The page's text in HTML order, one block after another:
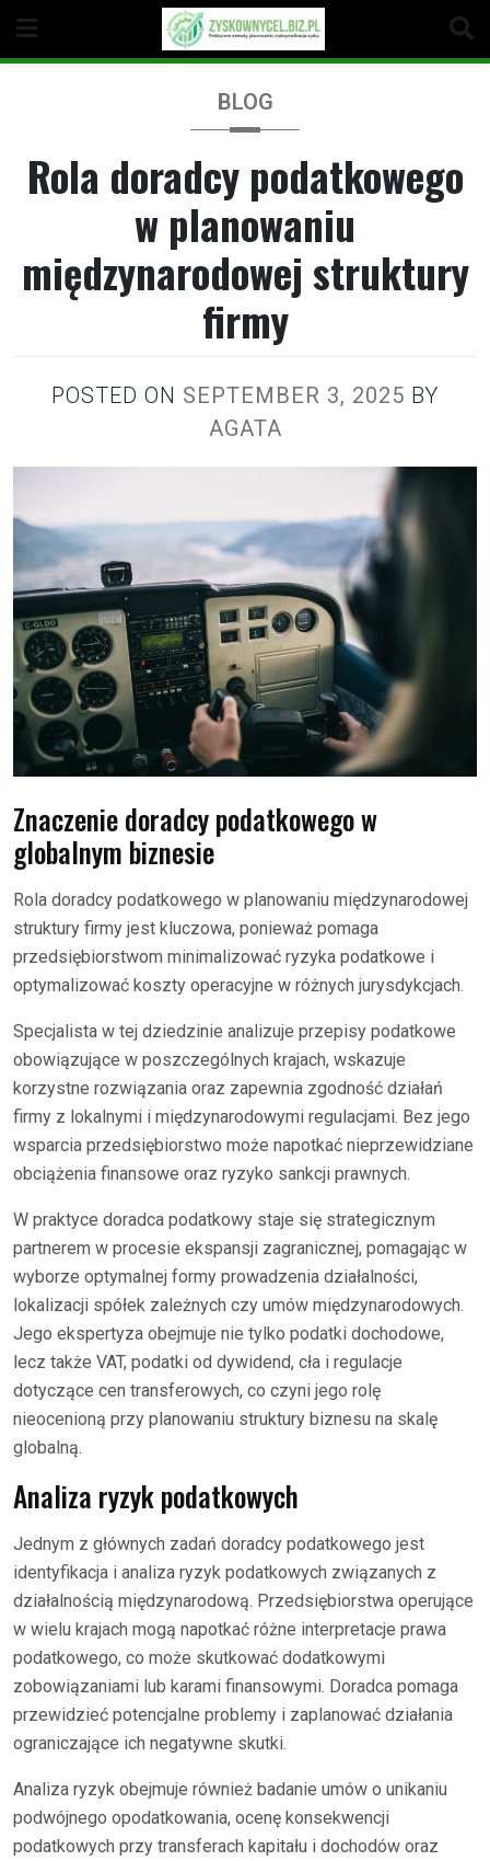
content
BLOG
Rola doradcy podatkowego
w planowaniu
międzynarodowej struktury
firmy
POSTED ON SEPTEMBER 3, 2025 BY
AGATA
Znaczenie doradcy podatkowego w
globalnym biznesie
Rola doradcy podatkowego w planowaniu międzynarodowej
struktury firmy jest kluczowa, ponieważ pomaga
przedsiębiorstwom minimalizować ryzyka podatkowe i
optymalizować koszty operacyjne w różnych jurysdykcjach.
Specjalista w tej dziedzinie analizuje przepisy podatkowe
obowiązujące w poszczególnych krajach, wskazuje
korzystne rozwiązania oraz zapewnia zgodność działań
firmy z lokalnymi i międzynarodowymi regulacjami. Bez jego
wsparcia przedsiębiorstwo może napotkać nieprzewidziane
obciążenia finansowe oraz ryzyko sankcji prawnych.
W praktyce doradca podatkowy staje się strategicznym
partnerem w procesie ekspansji zagranicznej, pomagając w
wyborze optymalnej formy prowadzenia działalności,
lokalizacji spółek zależnych czy umów międzynarodowych.
Jego ekspertyza obejmuje nie tylko podatki dochodowe,
lecz także VAT, podatki od dywidend, cła i regulacje
dotyczące cen transferowych, co czyni jego rolę
nieocenioną przy planowaniu struktury biznesu na skalę
globalną.
Analiza ryzyk podatkowych
Jednym z głównych zadań doradcy podatkowego jest
identyfikacja i analiza ryzyk podatkowych związanych z
działalnością międzynarodową. Przedsiębiorstwa operujące
w wielu krajach mogą napotkać różne interpretacje prawa
podatkowego, co może skutkować dodatkowymi
zobowiązaniami lub karami finansowymi. Doradca pomaga
przewidzieć potencjalne problemy i zaplanować działania
ograniczające ich negatywne skutki.
Analiza ryzyk obejmuje również badanie umów o unikaniu
podwójnego opodatkowania, ocenę konsekwencji
podatkowych przy transferach kapitału i dochodów oraz